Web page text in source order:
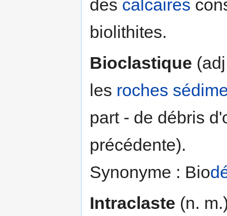
des calcaires
biolithites.
Bioclastique
les roches
part - de débris
précédente).
Synonyme : Bio
Intraclaste (n.